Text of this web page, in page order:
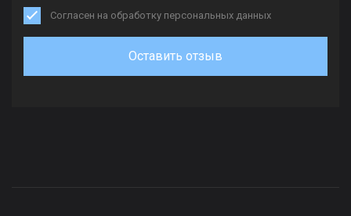
Согласен на обработку персональных данных
Оставить отзыв